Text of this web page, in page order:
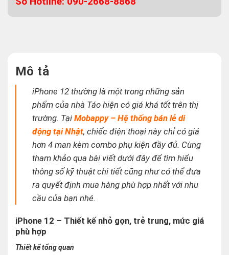
Mô tả
iPhone 12 thường là một trong những sản
phẩm của nhà Táo hiện có giá khá tốt trên thị
trường. TạiMobappy – Hệ thống bán lẻ di
động tại Nhật, chiếc điện thoại này chỉ có giá
hơn 4 man kèm combo phụ kiện đầy đủ. Cùng
tham khảo qua bài viết dưới đây để tìm hiểu
thông số kỹ thuật chi tiết cũng như có thể đưa
ra quyết định mua hàng phù hợp nhất với nhu
cầu của bạn nhé.
iPhone 12 – Thiết kế nhỏ gọn, trẻ trung, mức giá
phù hợp
Thiết kế tổng quan